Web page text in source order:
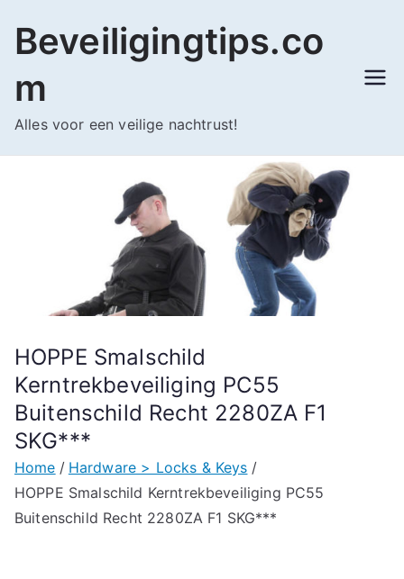
naar
inhoud
Beveiligingtips.co
m
Alles voor een veilige nachtrust!
HOPPE Smalschild
Kerntrekbeveiliging PC55
Buitenschild Recht 2280ZA F1
SKG***
Home
Hardware > Locks & Keys
HOPPE Smalschild Kerntrekbeveiliging PC55
Buitenschild Recht 2280ZA F1 SKG***